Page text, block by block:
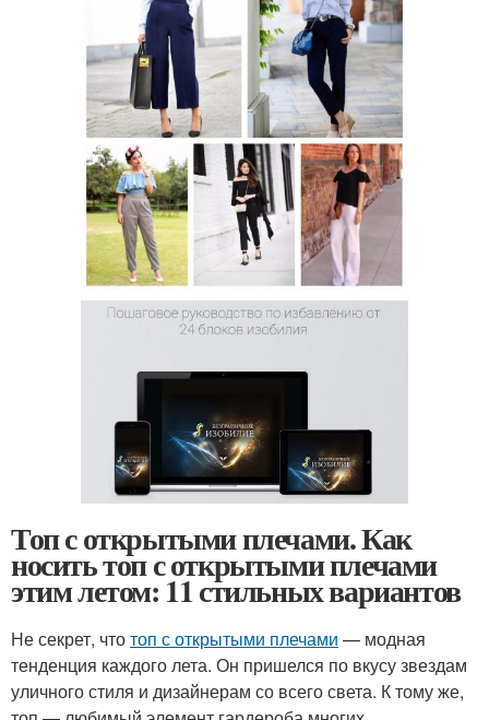
Топ с открытыми плечами. Как
носить топ с открытыми плечами
этим летом: 11 стильных вариантов
Не секрет, чтотоп с открытыми плечами — модная
тенденция каждого лета. Он пришелся по вкусу звездам
уличного стиля и дизайнерам со всего света. К тому же,